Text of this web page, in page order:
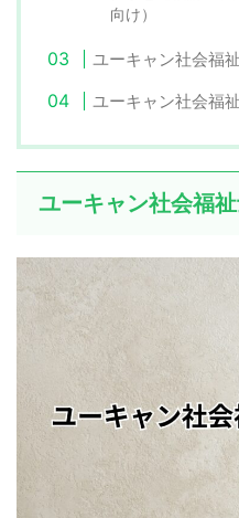
向け）
ユーキャン社会福
ユーキャン社会福
ユーキャン社会福